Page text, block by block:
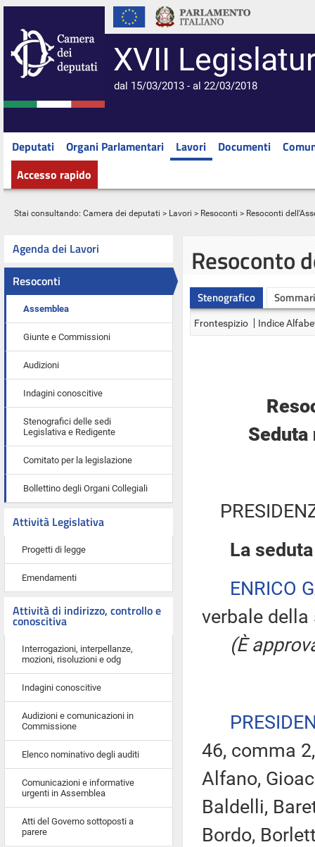
XVII
dal 15/03/2013 - al 22/03/2018
Deputati Organi Parlamentari Lavori Documenti
Accesso rapido
Stai consultando: Camera dei deputati > Lavori > Resoconti > Resoconti
Agenda dei Lavori
Resoconti
Assemblea
Giunte e Commissioni
Audizioni
Indagini conoscitive
Stenografici delle sedi
Legislativa e Redigente
Comitato per la legislazione
Bollettino degli Organi Collegiali
Attività Legislativa
Progetti di legge
Emendamenti
Attività di indirizzo, controllo e
conoscitiva
Interrogazioni, interpellanze,
mozioni, risoluzioni e odg
Indagini conoscitive
Audizioni e comunicazioni in
Commissione
Elenco nominativo degli auditi
Comunicazioni e informative
urgenti in Assemblea
Atti del Governo sottoposti a
parere
Resoconto
Stenografico
Frontespizio Indice
La
ENRICO
verbale
(È
46, comma
Alfano,
Baldelli,
Bordo,